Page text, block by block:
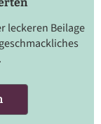
leckeren Beilage